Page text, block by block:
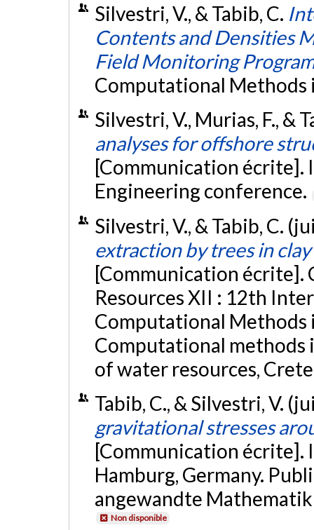
Silvestri, V., & Tabib, C.
Contents and Densities
Field Monitoring
Computational Methods
Silvestri, V., Murias, F., &
analyses for offshore
[Communication
Engineering conference.
Silvestri, V., & Tabib, C.
extraction by trees in
[Communication écrite].
Resources XII : 12th
Computational Methods
Computational
of water resources,
Tabib, C., & Silvestri, V.
gravitational stresses
[Communication écrite].
Hamburg, Germany.
angewandte
Non disponible